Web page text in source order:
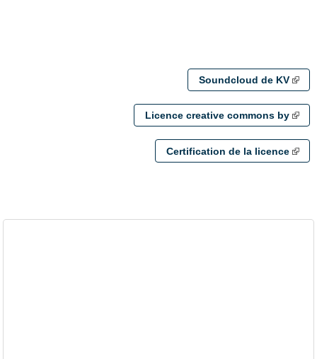
Soundcloud de KV
Licence creative commons by
Certification de la licence